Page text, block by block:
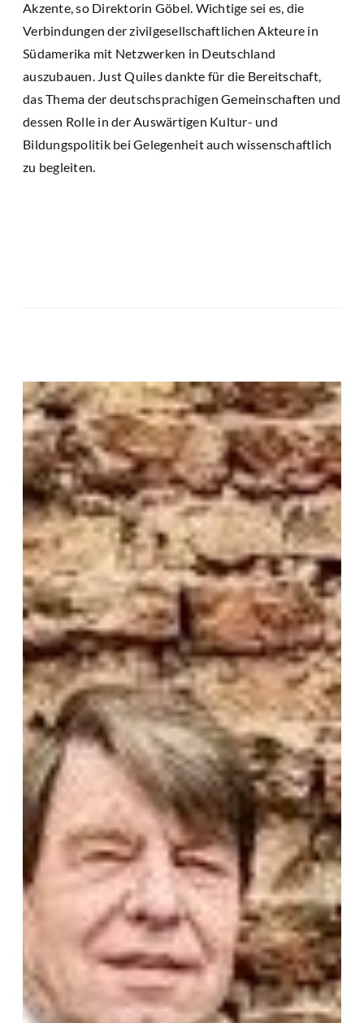
Akzente, so Direktorin Göbel. Wichtige sei es, die
Verbindungen der zivilgesellschaftlichen Akteure in
Südamerika mit Netzwerken in Deutschland
auszubauen. Just Quiles dankte für die Bereitschaft,
das Thema der deutschsprachigen Gemeinschaften und
dessen Rolle in der Auswärtigen Kultur- und
Bildungspolitik bei Gelegenheit auch wissenschaftlich
zu begleiten.